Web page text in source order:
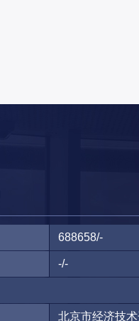
688658/-
-/-
北京市经济技